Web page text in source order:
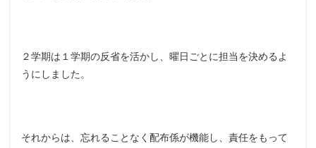
２学期は１学期の反省を活かし、曜日ごとに担当を決めるよ
うにしました。
それからは、忘れることなく配布係が機能し、責任をもって